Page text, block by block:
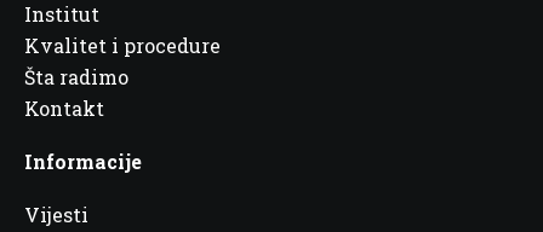
Institut
Kvalitet i procedure
Šta radimo
Kontakt
Informacije
Vijesti